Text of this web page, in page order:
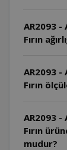
AR2093
Fırın
AR2093
Fırın
AR2093
Fırın
mudur?